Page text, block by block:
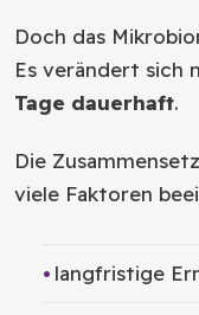
Doch das
Es verändert sich
Tage dauerhaft.
Die
viele Faktoren
langfristige